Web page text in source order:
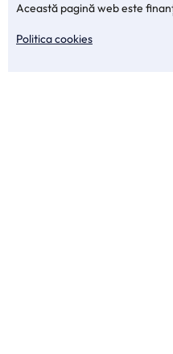
Această pagină web este
Politica cookies